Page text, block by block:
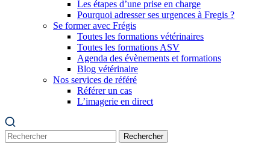
Les étapes d’une prise en charge
Pourquoi adresser ses urgences à Fregis ?
Se former avec Frégis
Toutes les formations vétérinaires
Toutes les formations ASV
Agenda des évènements et formations
Blog vétérinaire
Nos services de référé
Référer un cas
L’imagerie en direct
Rechercher